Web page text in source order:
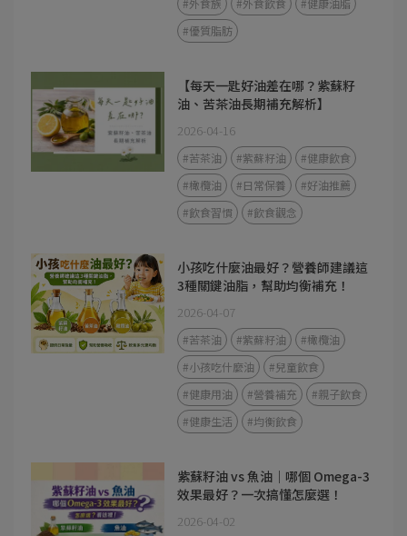
#優質脂肪
【每天一匙好油差在哪？紫蘇籽
油、苦茶油長期補充解析】
2026-04-16
#苦茶油 #紫蘇籽油
#健康飲食
#橄欖油
#日常保養
#好油推薦
#飲食習慣
#飲食觀念
小孩吃什麼油最好？營養師建議這
3種關鍵油脂，幫助均衡補充！
2026-04-07
#苦茶油 #紫蘇籽油
#橄欖油
#小孩吃什麼油
#兒童飲食
#健康用油
#營養補充
#親子飲食
#健康生活
#均衡飲食
紫蘇籽油 vs 魚油｜哪個 Omega-3
效果最好？一次搞懂怎麼選！
2026-04-02